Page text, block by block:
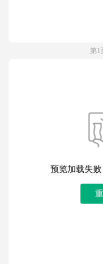
第1
预览加载失